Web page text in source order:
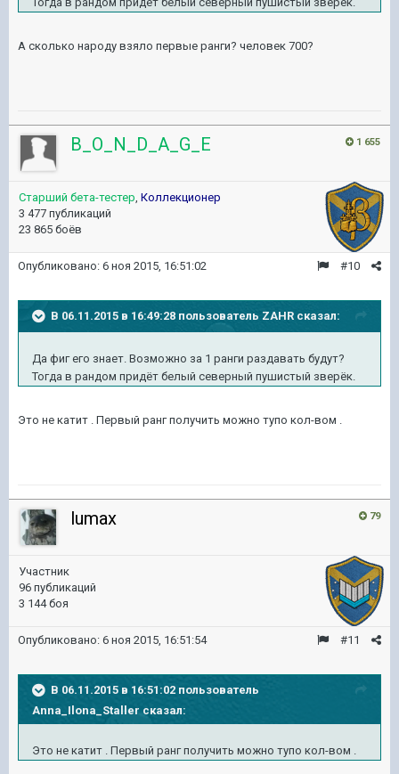
А сколько народу взяло первые ранги? человек 700?
1 655
B_O_N_D_A_G_E
Старший бета-тестер Коллекционер
3 477 публикаций
23 865 боёв
#10
Опубликовано: 6 ноя 2015, 16:51:02
В 06.11.2015 в 16:49:28 пользователь ZAHR сказал:
Да фиг его знает. Возможно за 1 ранги раздавать будут?
Тогда в рандом придёт белый северный пушистый зверёк.
Это не катит . Первый ранг получить можно тупо кол-вом .
79
lumax
Участник
96 публикаций
3 144 боя
#11
Опубликовано: 6 ноя 2015, 16:51:54
В 06.11.2015 в 16:51:02 пользователь
Anna_Ilona_Staller сказал:
Это не катит . Первый ранг получить можно тупо кол-вом .